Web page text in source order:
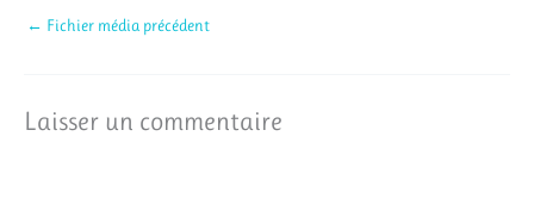
← Fichier média précédent
Laisser un commentaire